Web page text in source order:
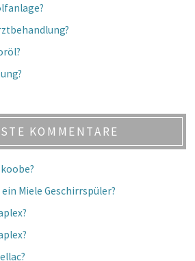
KOMMENTARE
Miele Geschirrspüler?